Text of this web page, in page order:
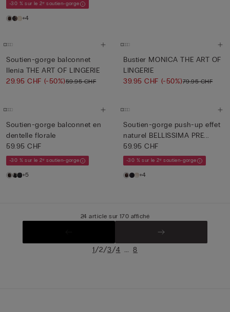
-30 % sur le 2ᵉ soutien-gorge
+4
Soutien-gorge balconnet
Ilenia THE ART OF LINGERIE
29.95 CHF (-50%)59.95 CHF
Bustier MONICA THE ART OF
LINGERIE
39.95 CHF (-50%)79.95 CHF
Soutien-gorge balconnet en
dentelle florale
59.95 CHF
-30 % sur le 2ᵉ soutien-gorge
+5
Soutien-gorge push-up effet
naturel BELLISSIMA PRE...
59.95 CHF
-30 % sur le 2ᵉ soutien-gorge
+4
24 article sur 170 affiché
1/2/3/4 ... 8